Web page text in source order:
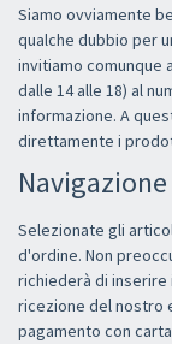
Siamo ovviamente
qualche dubbio per
invitiamo comunque
dalle 14 alle 18) al
informazione. A
direttamente i
Navigazione
Selezionate gli
d'ordine. Non
richiederà di
ricezione del nostro
pagamento con